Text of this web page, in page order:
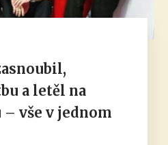
a letěl na
vše v jednom